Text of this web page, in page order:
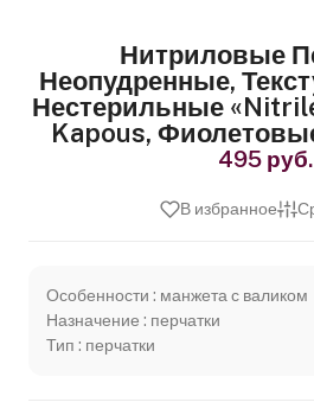
Нитриловые
Неопудренные,
Нестерильные
Kapous,
495 руб.
В избранное
Особенности : манжета с валиком
Назначение : перчатки
Тип : перчатки